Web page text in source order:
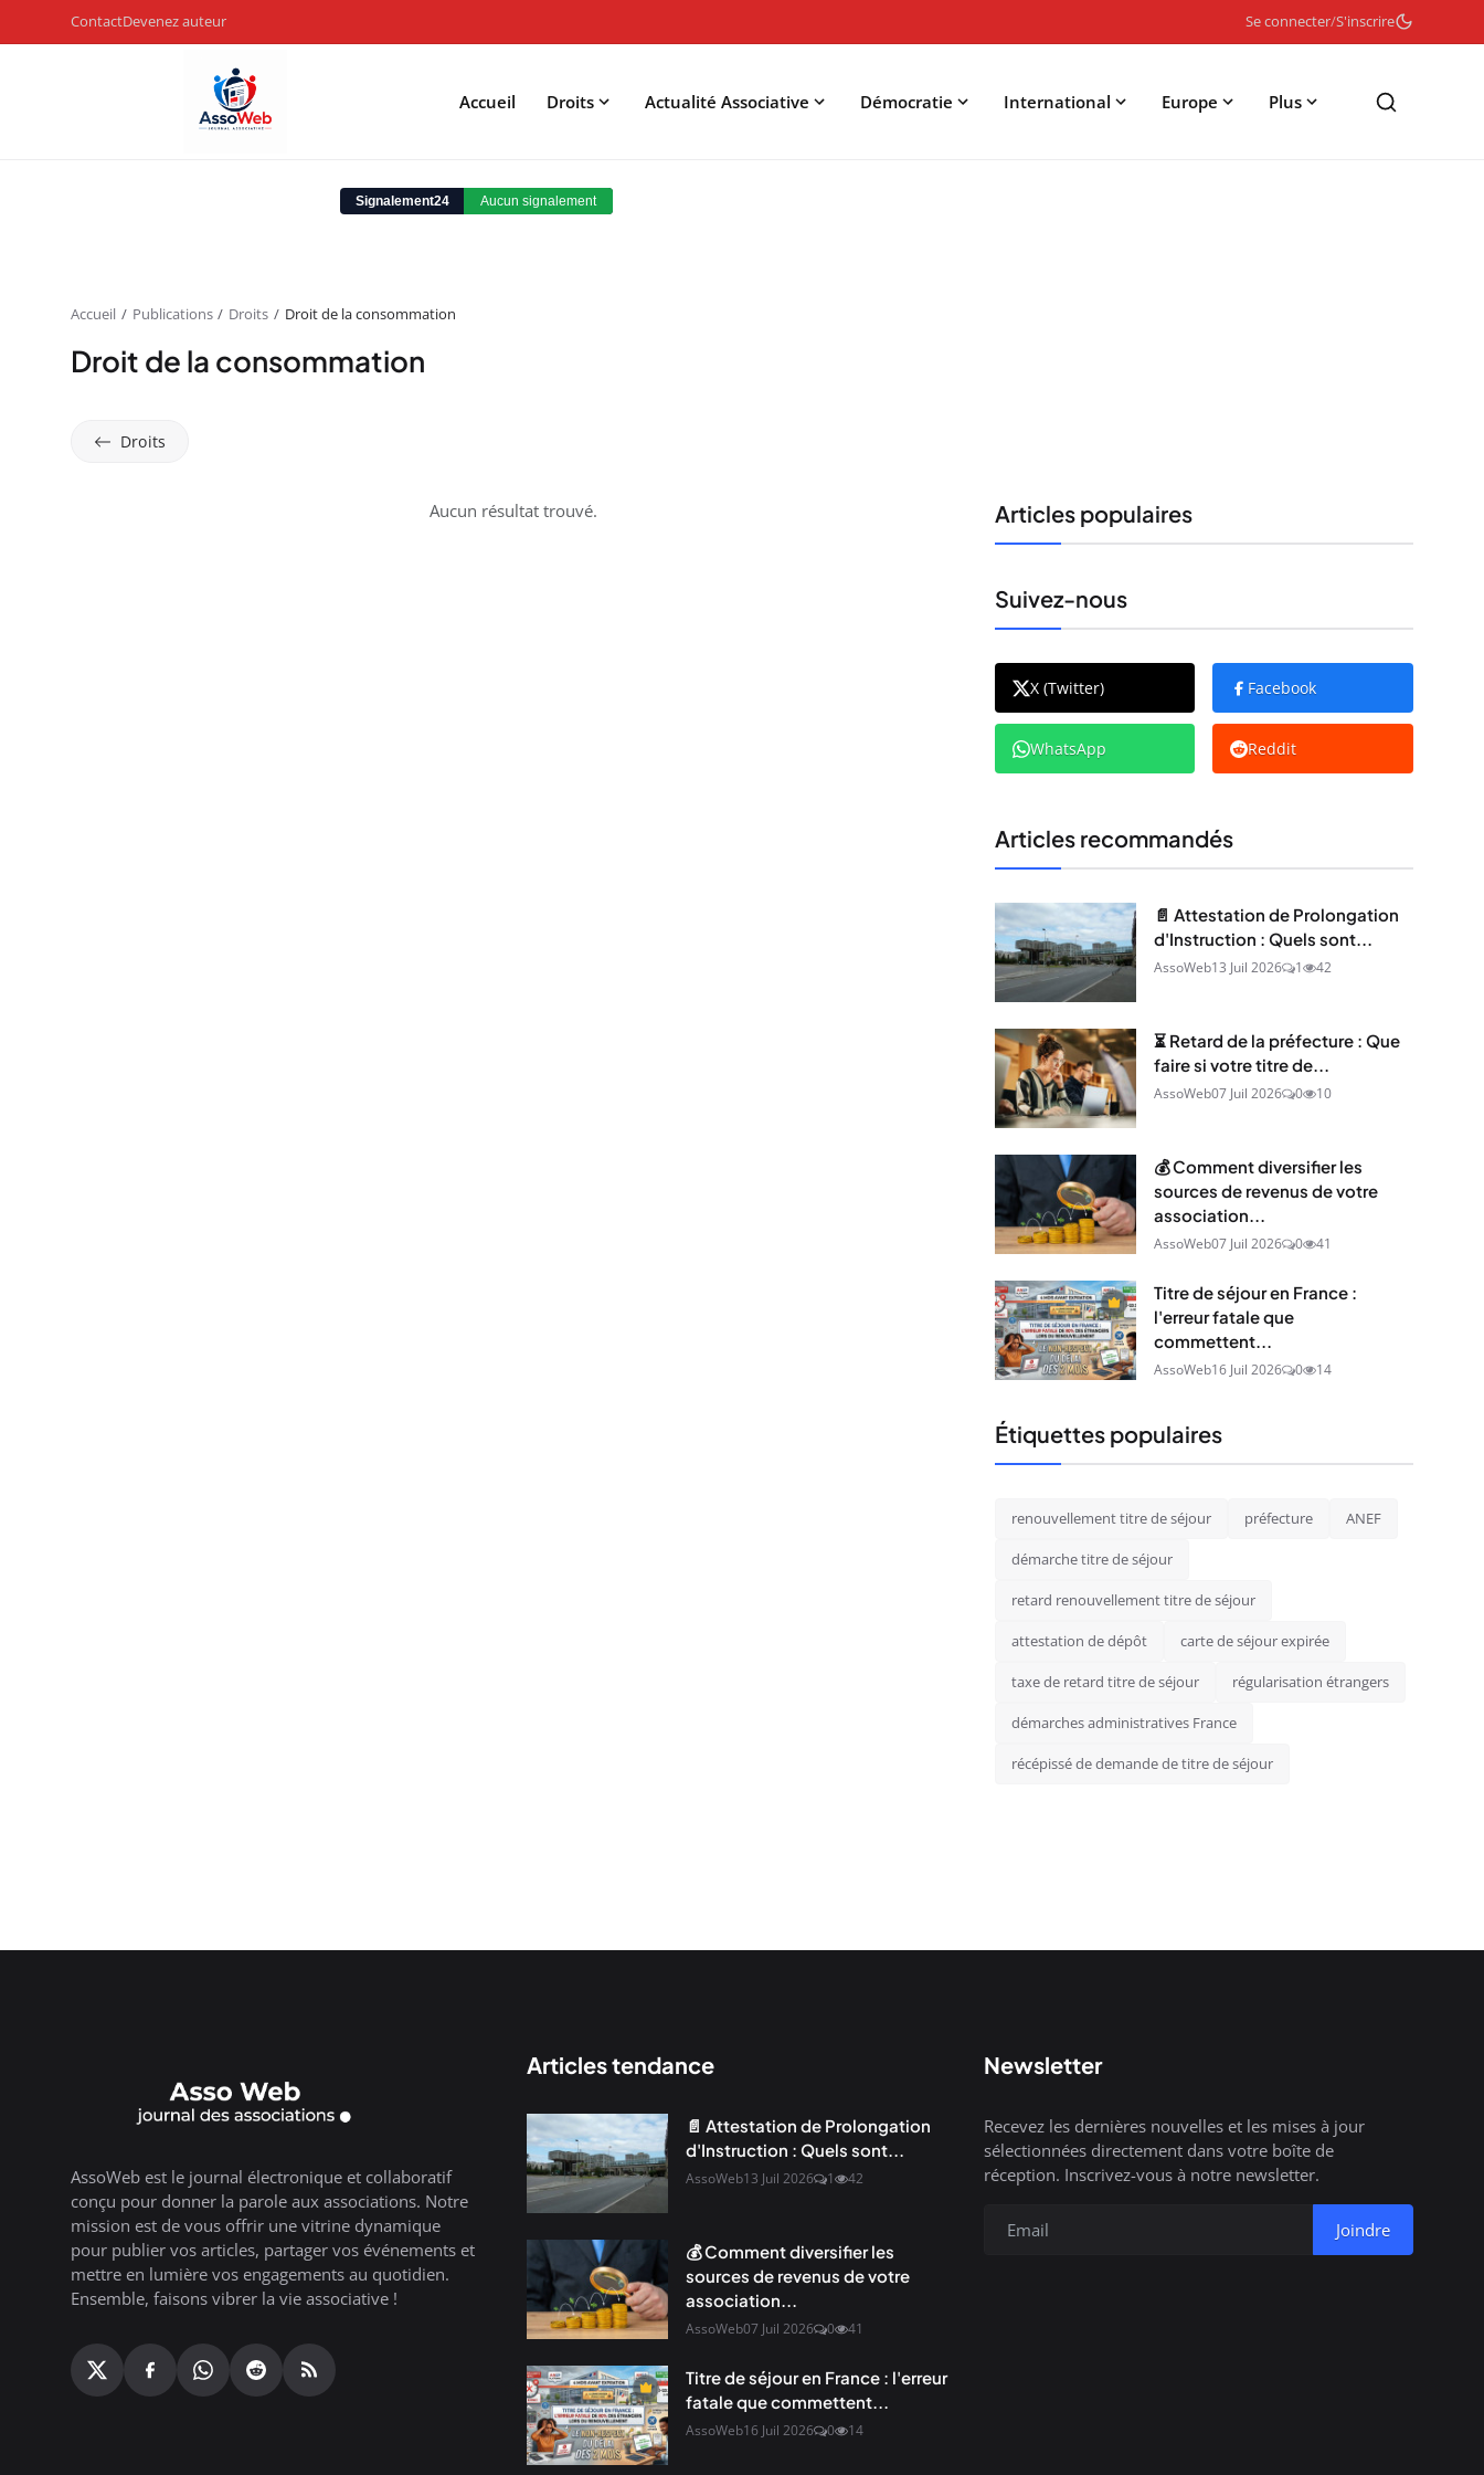
ContactDevenez auteur Se connecter/S'inscrire
Accueil Droits Actualité Associative Démocratie International Europe Plus
Accueil Publications Droits Droit de la consommation
Droit de la consommation
Droits
Aucun résultat trouvé. Articles populaires
Suivez-nous
X (Twitter) Facebook
WhatsApp Reddit
Articles recommandés
📄 Attestation de Prolongation
d'Instruction : Quels sont...
AssoWeb13 Juil 2026 1 42
⏳ Retard de la préfecture : Que
faire si votre titre de...
AssoWeb07 Juil 2026 0 10
💰 Comment diversifier les
sources de revenus de votre
association...
AssoWeb07 Juil 2026 0 41
Titre de séjour en France :
l'erreur fatale que
commettent...
AssoWeb16 Juil 2026 0 14
Étiquettes populaires
renouvellement titre de séjour préfecture ANEF
démarche titre de séjour
retard renouvellement titre de séjour
attestation de dépôt carte de séjour expirée
taxe de retard titre de séjour régularisation étrangers
démarches administratives France
récépissé de demande de titre de séjour
AssoWeb est le journal électronique et collaboratif
conçu pour donner la parole aux associations. Notre
mission est de vous offrir une vitrine dynamique
pour publier vos articles, partager vos événements et
mettre en lumière vos engagements au quotidien.
Ensemble, faisons vibrer la vie associative !
Articles tendance
📄 Attestation de Prolongation
d'Instruction : Quels sont...
AssoWeb13 Juil 2026 1 42
💰 Comment diversifier les
sources de revenus de votre
association...
AssoWeb07 Juil 2026 0 41
Titre de séjour en France : l'erreur
fatale que commettent...
AssoWeb16 Juil 2026 0 14
Newsletter
Recevez les dernières nouvelles et les mises à jour
sélectionnées directement dans votre boîte de
réception. Inscrivez-vous à notre newsletter.
Joindre